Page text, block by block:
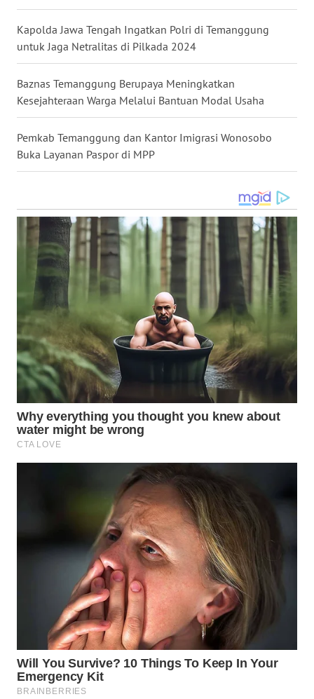
Kapolda Jawa Tengah Ingatkan Polri di Temanggung
untuk Jaga Netralitas di Pilkada 2024
Baznas Temanggung Berupaya Meningkatkan
Kesejahteraan Warga Melalui Bantuan Modal Usaha
Pemkab Temanggung dan Kantor Imigrasi Wonosobo
Buka Layanan Paspor di MPP
KALSEL
WN
KALTIM
WN
SULSEL
GORONTALO
WN
SULUT
MALUKU
WN
MALUT
WN
DAIRI
WN
TAPANULI
SELATAN
WN